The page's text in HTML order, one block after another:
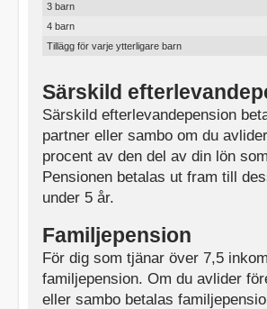
3 barn
4 barn
Tillägg för varje ytterligare barn
Särskild
Särskild efterlevandepension
partner eller sambo om du
procent av den del av din lön
Pensionen betalas ut fram till
under 5 år.
Familjepension
För dig som tjänar över 7,5
familjepension. Om du avlider
eller sambo betalas